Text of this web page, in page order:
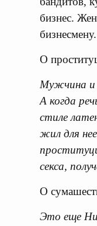
бизнес.
бизнесмену.
О
Мужчина и
А когда
стиле
жил для
секса,
О
Это еще